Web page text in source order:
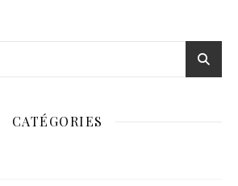
CATÉGORIES